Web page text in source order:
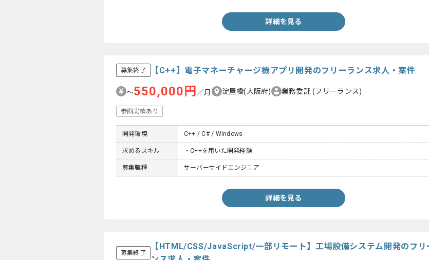
詳細を見る
募集終了 【C++】電子マネーチャージ機アプリ開発のフリーランス求人・案件
〜550,000円 ／月 淀屋橋(大阪府) 業務委託(フリーランス)
参画実績あり
開発環境 C++ / C# / Windows
求めるスキル ・C++を用いた開発経験
募集職種 サーバーサイドエンジニア
詳細を見る
募集終了
【HTML/CSS/JavaScript/一部リモート】工場設備システム開発のフリ